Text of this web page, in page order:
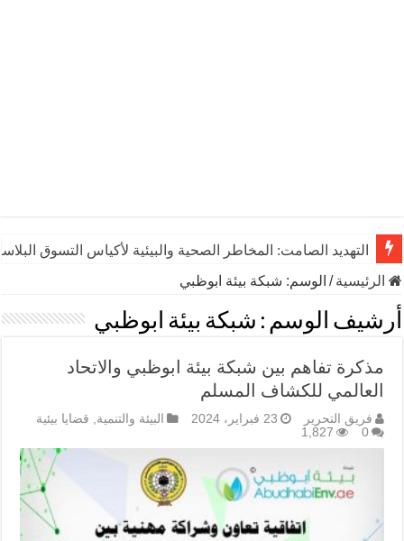
التهديد الصامت: المخاطر الصحية والبيئية لأكياس التسوق
الرئيسية/ الوسم: شبكة بيئة ابوظبي
أرشيف الوسم : شبكة بيئة ابوظبي
مذكرة تفاهم بين شبكة بيئة ابوظبي والاتحاد
العالمي للكشاف المسلم
فريق التحرير 23 فبراير، 2024 البيئة والتنمية, قضايا بيئية
0
1,827